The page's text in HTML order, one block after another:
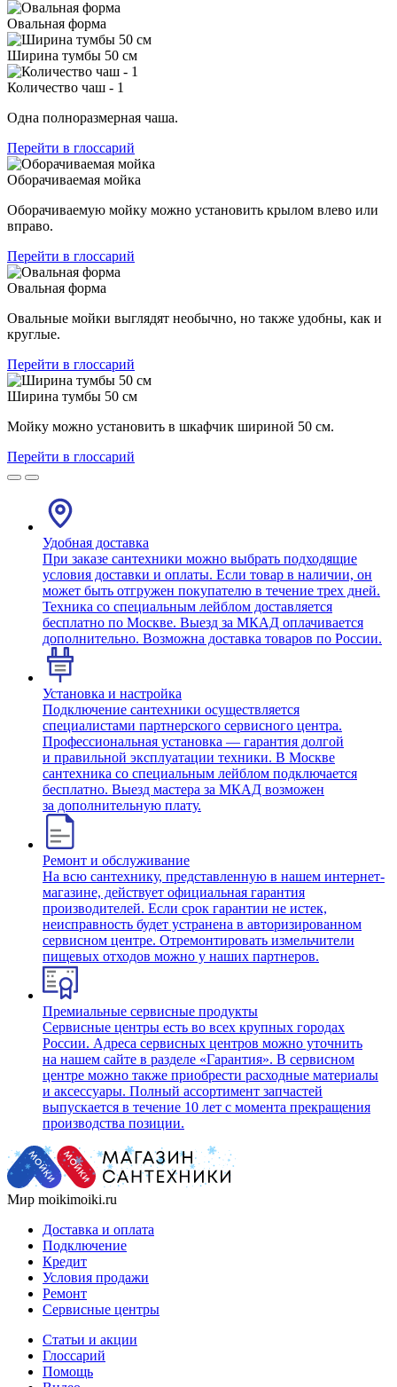
Овальная форма
Ширина тумбы 50 см
Количество чаш - 1
Одна полноразмерная чаша.
Перейти в глоссарий
Оборачиваемая мойка
Оборачиваемую мойку можно установить крылом влево или
вправо.
Перейти в глоссарий
Овальная форма
Овальные мойки выглядят необычно, но также удобны, как и
круглые.
Перейти в глоссарий
Ширина тумбы 50 см
Мойку можно установить в шкафчик шириной 50 см.
Перейти в глоссарий
Удобная доставка
При заказе сантехники можно выбрать подходящие
условия доставки и оплаты. Если товар в наличии, он
может быть отгружен покупателю в течение трех дней.
Техника со специальным лейблом доставляется
бесплатно по Москве. Выезд за МКАД оплачивается
дополнительно. Возможна доставка товаров по России.
Установка и настройка
Подключение сантехники осуществляется
специалистами партнерского сервисного центра.
Профессиональная установка — гарантия долгой
и правильной эксплуатации техники. В Москве
сантехника со специальным лейблом подключается
бесплатно. Выезд мастера за МКАД возможен
за дополнительную плату.
Ремонт и обслуживание
На всю сантехнику, представленную в нашем интернет-
магазине, действует официальная гарантия
производителей. Если срок гарантии не истек,
неисправность будет устранена в авторизированном
сервисном центре. Отремонтировать измельчители
пищевых отходов можно у наших партнеров.
Премиальные сервисные продукты
Сервисные центры есть во всех крупных городах
России. Адреса сервисных центров можно уточнить
на нашем сайте в разделе «Гарантия». В сервисном
центре можно также приобрести расходные материалы
и аксессуары. Полный ассортимент запчастей
выпускается в течение 10 лет с момента прекращения
производства позиции.
Мир moikimoiki.ru
Доставка и оплата
Подключение
Кредит
Условия продажи
Ремонт
Сервисные центры
Статьи и акции
Глоссарий
Помощь